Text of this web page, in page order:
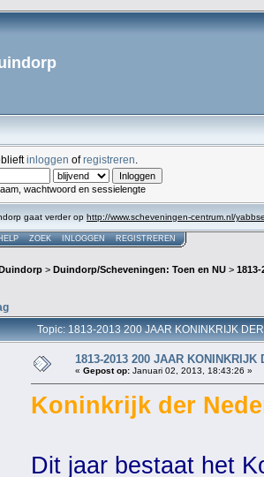
inloggen ofregistreren
wachtwoord en sessielengte
gaat verder op http://www.scheveningen-centrum.nl/
ZOEK INLOGGEN REGISTREREN
Duindorp > Duindorp/Scheveningen: Toen en NU > 1813-
Topic: 1813-2013 200 JAAR KONINKRIJK
1813-2013 200 JAAR KONINKRIJK
« Gepost op: Januari 02, 2013, 18:43:26 »
Koninkrijk der
Dit jaar bestaat het